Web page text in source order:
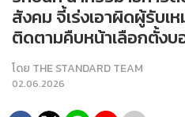
สังคม จี้เร่งเอาผิดผู้รับเ
ติดตามคืบหน้าเลือกตั้งบ
โดย THE STANDARD TEAM
02.06.2026